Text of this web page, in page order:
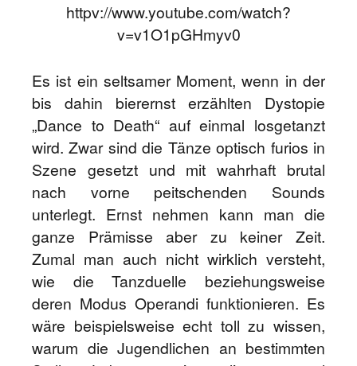
httpv://www.youtube.com/watch?
v=v1O1pGHmyv0
Es ist ein seltsamer Moment, wenn in der
bis dahin bierernst erzählten Dystopie
„Dance to Death“ auf einmal losgetanzt
wird. Zwar sind die Tänze optisch furios in
Szene gesetzt und mit wahrhaft brutal
nach vorne peitschenden Sounds
unterlegt. Ernst nehmen kann man die
ganze Prämisse aber zu keiner Zeit.
Zumal man auch nicht wirklich versteht,
wie die Tanzduelle beziehungsweise
deren Modus Operandi funktionieren. Es
wäre beispielsweise echt toll zu wissen,
warum die Jugendlichen an bestimmten